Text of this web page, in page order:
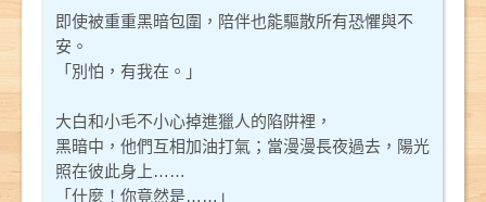
即使被重重黑暗包圍，陪伴也能驅散所有恐懼與不
安。
「別怕，有我在。」
大白和小毛不小心掉進獵人的陷阱裡，
黑暗中，他們互相加油打氣；當漫漫長夜過去，陽光
照在彼此身上……
「什麼！你竟然是……」